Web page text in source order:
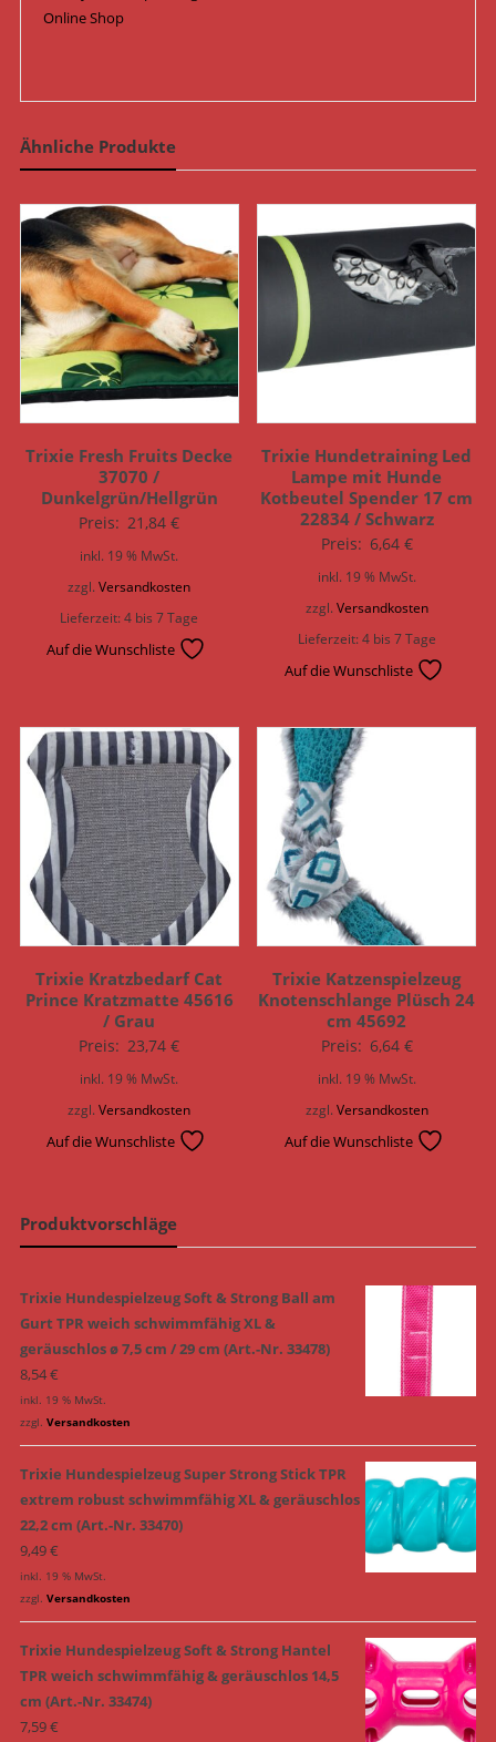
Online Shop
Ähnliche Produkte
Trixie Fresh Fruits Decke
37070 /
Dunkelgrün/Hellgrün
Preis: 21,84€
inkl. 19 % MwSt.
zzgl.Versandkosten
Lieferzeit:4 bis 7 Tage
Auf die Wunschliste
Trixie Hundetraining Led
Lampe mit Hunde
Kotbeutel Spender 17 cm
22834 / Schwarz
Preis: 6,64 €
inkl. 19 % MwSt.
zzgl. Versandkosten
Lieferzeit:4 bis 7 Tage
Auf die Wunschliste
Trixie Kratzbedarf Cat
Prince Kratzmatte 45616
/ Grau
Preis: 23,74€
inkl. 19 % MwSt.
zzgl.Versandkosten
Auf die Wunschliste
Trixie Katzenspielzeug
Knotenschlange Plüsch 24
cm 45692
Preis: 6,64 €
inkl. 19 % MwSt.
zzgl. Versandkosten
Auf die Wunschliste
Produktvorschläge
Trixie Hundespielzeug Soft & Strong Ball am
Gurt TPR weich schwimmfähig XL &
geräuschlos ø 7,5 cm / 29 cm (Art.-Nr. 33478)
8,54€
inkl. 19 % MwSt.
zzgl. Versandkosten
Trixie Hundespielzeug Super Strong Stick TPR
extrem robust schwimmfähig XL & geräuschlos
22,2 cm (Art.-Nr. 33470)
9,49€
inkl. 19 % MwSt.
zzgl. Versandkosten
Trixie Hundespielzeug Soft & Strong Hantel
TPR weich schwimmfähig & geräuschlos 14,5
cm (Art.-Nr. 33474)
7,59€